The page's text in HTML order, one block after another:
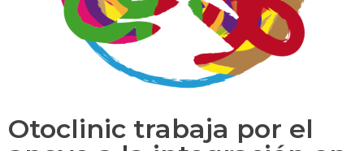
Otoclinic trabaja por el